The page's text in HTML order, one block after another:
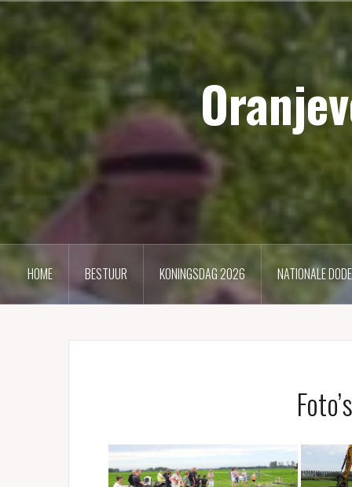
Naar
inhoud
springen
HOME BESTUUR KONINGSDAG 2026 NATIONALE